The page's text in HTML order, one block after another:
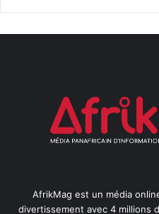
AfrikMag est un média
divertissement avec 4 millions